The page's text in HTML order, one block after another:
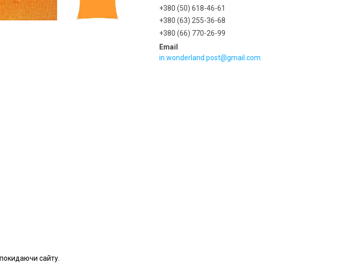
+380 (50) 618-46-61
+380 (63) 255-36-68
+380 (66) 770-26-99
in.wonderland.post@gmail.com
сайту.